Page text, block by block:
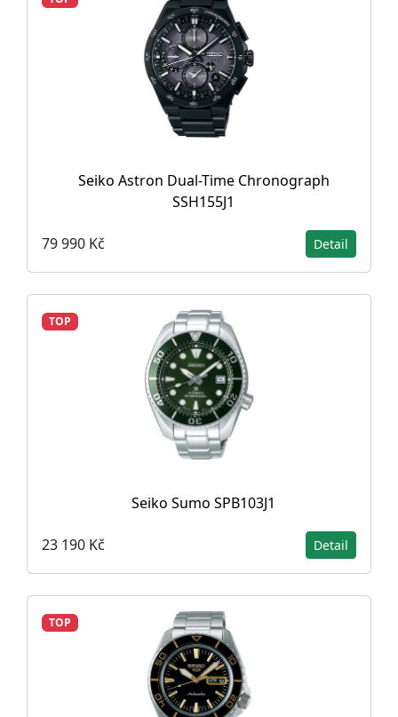
Seiko Astron Dual-Time Chronograph
SSH155J1
79 990 Kč Detail
TOP
Seiko Sumo SPB103J1
23 190 Kč Detail
TOP